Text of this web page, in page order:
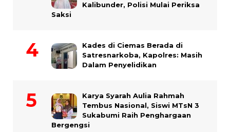
Kalibunder, Polisi Mulai Periksa
Saksi
Kades di Ciemas Berada di
Satresnarkoba, Kapolres: Masih
Dalam Penyelidikan
Karya Syarah Aulia Rahmah
Tembus Nasional, Siswi MTsN 3
Sukabumi Raih Penghargaan
Bergengsi